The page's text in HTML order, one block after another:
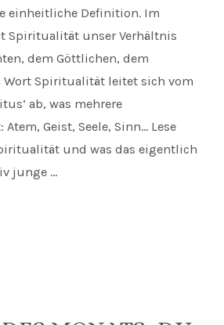
einheitliche Definition. Im
Spiritualität unser Verhältnis
dem Göttlichen, dem
Wort Spiritualität leitet sich vom
ab, was mehrere
Geist, Seele, Sinn… Lese
und was das eigentlich
junge …